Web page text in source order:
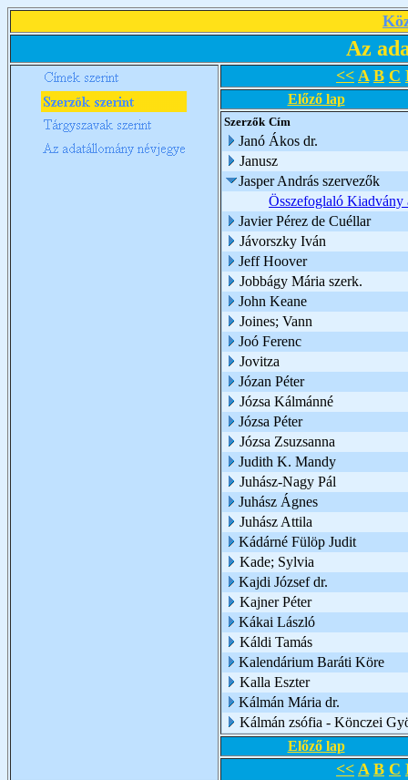
Az
<< A B C
Előző lap
Szerzők Cím
Janó Ákos dr.
Janusz
Jasper András szervezők
Összefoglaló
Javier Pérez de Cuéllar
Jávorszky Iván
Jeff Hoover
Jobbágy Mária szerk.
John Keane
Joines; Vann
Joó Ferenc
Jovitza
Józan Péter
Józsa Kálmánné
Józsa Péter
Józsa Zsuzsanna
Judith K. Mandy
Juhász-Nagy Pál
Juhász Ágnes
Juhász Attila
Kádárné Fülöp Judit
Kade; Sylvia
Kajdi József dr.
Kajner Péter
Kákai László
Káldi Tamás
Kalendárium Baráti Köre
Kalla Eszter
Kálmán Mária dr.
Kálmán zsófia - Könczei
Előző lap
<< A B C